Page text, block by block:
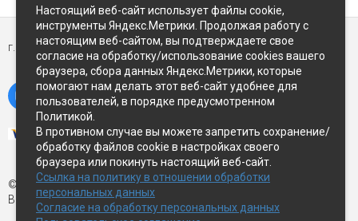
г. Петропавловск-Камчатский,ул Восточное-шоссе, д.5
© Экспострой, 2026 г.
Все права защищены
Настоящий веб-сайт использует файлы cookie,
инструменты Яндекс.Метрики. Продолжая работу с
настоящим веб-сайтом, вы подтверждаете свое
согласие на обработку/использование cookies вашего
браузера, сбора данных Яндекс.Метрики, которые
помогают нам делать этот веб-сайт удобнее для
пользователей, в порядке предусмотренном
Политикой.
В противном случае вы можете запретить сохранение/
обработку файлов cookie в настройках своего
браузера или покинуть настоящий веб-сайт.
Ссылка на политику в отношении обработки
персональных данных
Согласие на обработку персональных данных